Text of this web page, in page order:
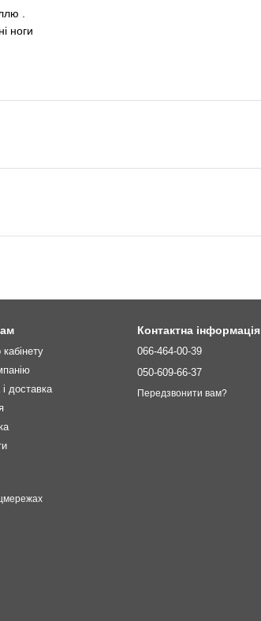
.
ноги
доставка
Контактна інформація
066-464-00-39
050-609-66-37
Передзвонити вам?